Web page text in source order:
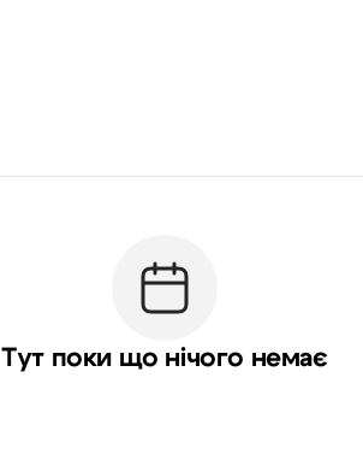
Тут поки що нічого немає